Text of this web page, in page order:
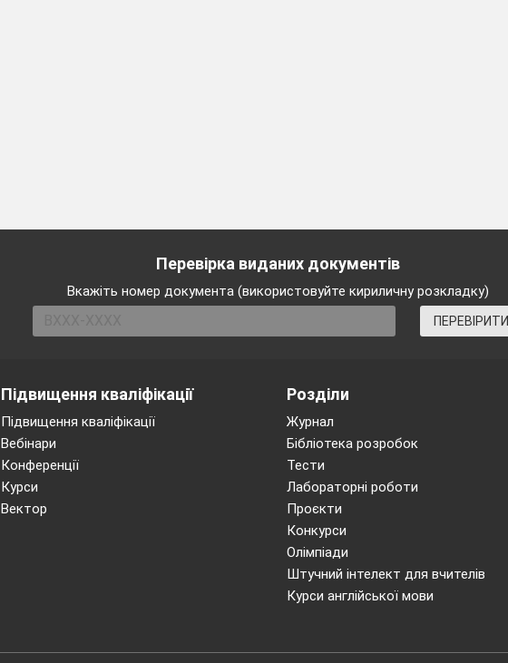
Перевірка виданих документів
Вкажіть номер документа (використовуйте кириличну розкладку)
ПЕРЕВІРИТИ
Підвищення кваліфікації
Підвищення кваліфікації
Вебінари
Конференції
Курси
Вектор
Розділи
Журнал
Бібліотека розробок
Тести
Лабораторні роботи
Проєкти
Конкурси
Олімпіади
Штучний інтелект для вчителів
Курси англійської мови